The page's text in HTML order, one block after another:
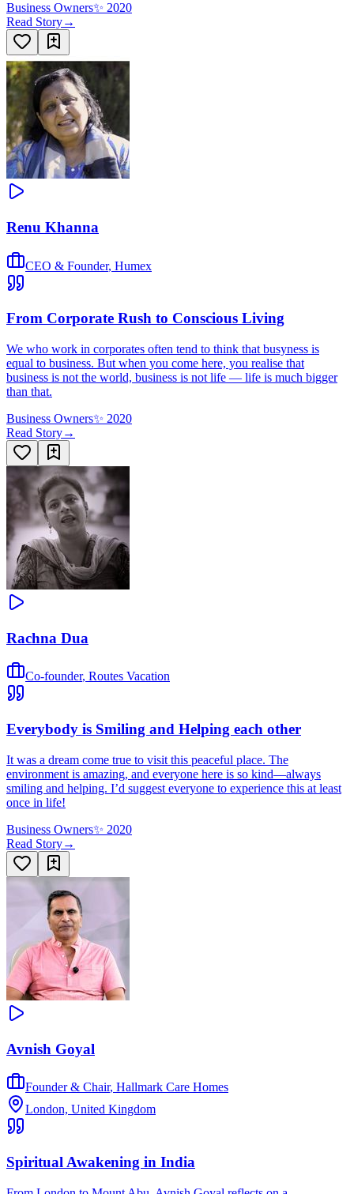
Business Owners✨ 2020
Read Story→
Renu Khanna
CEO & Founder, Humex
From Corporate Rush to Conscious Living
We who work in corporates often tend to think that busyness is
equal to business. But when you come here, you realise that
business is not the world, business is not life — life is much bigger
than that.
Business Owners✨ 2020
Read Story→
Rachna Dua
Co-founder, Routes Vacation
Everybody is Smiling and Helping each other
It was a dream come true to visit this peaceful place. The
environment is amazing, and everyone here is so kind—always
smiling and helping. I’d suggest everyone to experience this at least
once in life!
Business Owners✨ 2020
Read Story→
Avnish Goyal
Founder & Chair, Hallmark Care Homes
London, United Kingdom
Spiritual Awakening in India